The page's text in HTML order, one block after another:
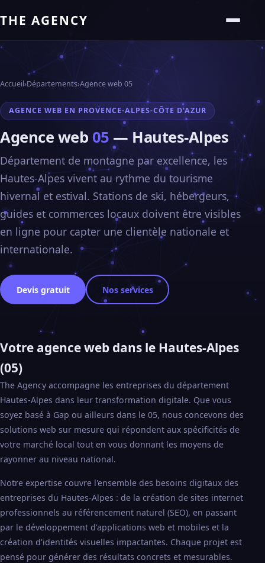
THE AGENCY
Accueil›Départements›Agence web 05
AGENCE WEB EN PROVENCE-ALPES-CÔTE D'AZUR
Agence web 05 — Hautes-Alpes
Département de montagne par excellence, les
Hautes-Alpes vivent au rythme du tourisme
hivernal et estival. Stations de ski, hébergeurs,
guides et commerces locaux doivent être visibles
en ligne pour capter une clientèle nationale et
internationale.
Devis gratuit Nos services
Votre agence web dans le Hautes-Alpes
(05)
The Agency accompagne les entreprises du département
Hautes-Alpes dans leur transformation digitale. Que vous
soyez basé à Gap ou ailleurs dans le 05, nous concevons des
solutions web sur mesure qui répondent aux spécificités de
votre marché local tout en vous donnant les moyens de
rayonner au niveau national.
Notre expertise couvre l'ensemble des besoins digitaux des
entreprises du Hautes-Alpes : de la création de sites internet
professionnels au référencement naturel (SEO), en passant
par le développement d'applications web et mobiles et la
création d'identités visuelles impactantes. Chaque projet est
pensé pour générer des résultats concrets et mesurables.